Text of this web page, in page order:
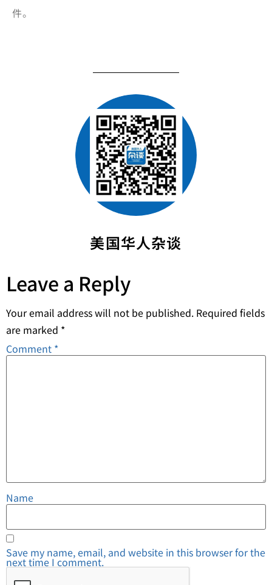
件。
美国华人杂谈
Leave a Reply
Your email address will not be published. Required fields
are marked *
Comment *
Name
Save my name, email, and website in this browser for the
next time I comment.